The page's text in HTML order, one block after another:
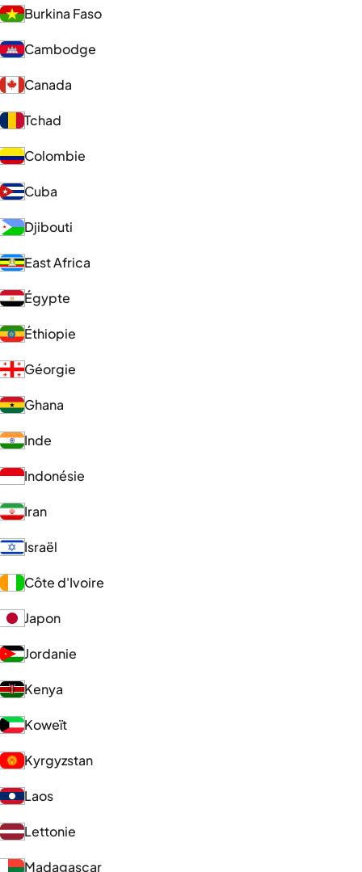
Burkina Faso
Cambodge
Canada
Tchad
Colombie
Cuba
Djibouti
East Africa
Égypte
Éthiopie
Géorgie
Ghana
Inde
Indonésie
Iran
Israël
Côte d'Ivoire
Japon
Jordanie
Kenya
Koweït
Kyrgyzstan
Laos
Lettonie
Madagascar